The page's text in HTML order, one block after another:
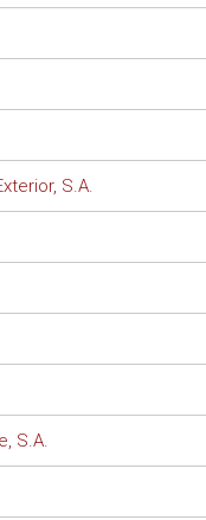
S.A.
S.A.